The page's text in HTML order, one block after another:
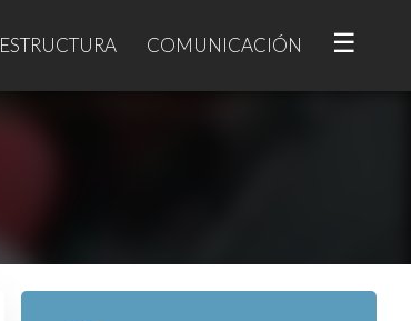
ESTRUCTURA COMUNICACIÓN ☰